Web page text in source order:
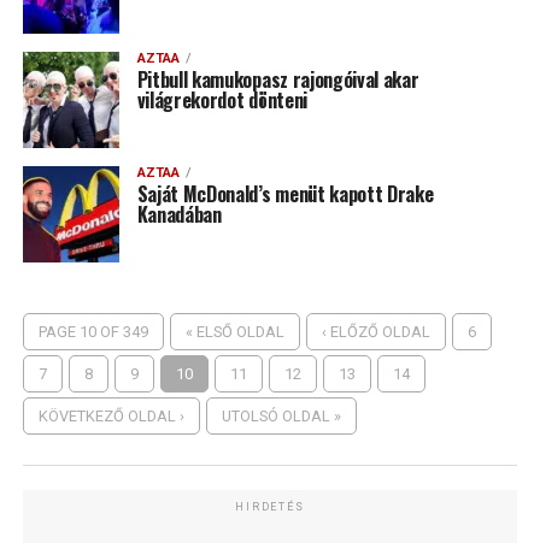
AZTAA
Pitbull kamukopasz rajongóival akar
világrekordot dönteni
AZTAA
Saját McDonald’s menüt kapott Drake
Kanadában
PAGE 10 OF 349 « ELSŐ OLDAL ‹ ELŐZŐ OLDAL 6
7 8 9 10 11 12 13 14
KÖVETKEZŐ OLDAL › UTOLSÓ OLDAL »
HIRDETÉS